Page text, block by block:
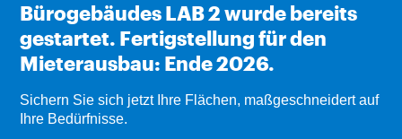
Bürogebäudes LAB 2 wurde bereits
gestartet. Fertigstellung für den
Mieterausbau: Ende 2026.
Sichern Sie sich jetzt Ihre Flächen, maßgeschneidert auf
Ihre Bedürfnisse.